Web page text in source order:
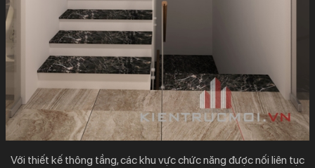
Với thiết kế thông tầng, các khu vực chức năng được nối liên tục